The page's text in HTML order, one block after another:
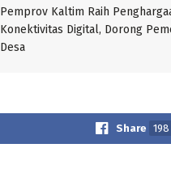
Pemprov Kaltim Raih
Konektivitas Digital, Dorong
Desa
Share 198